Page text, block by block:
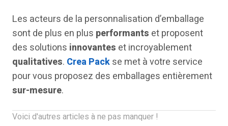
Les acteurs de la personnalisation d’emballage
sont de plus en plus performants et proposent
des solutions innovantes et incroyablement
qualitatives. Crea Packse met à votre service
pour vous proposez des emballages entièrement
sur-mesure.
Voici d'autres articles à ne pas manquer !